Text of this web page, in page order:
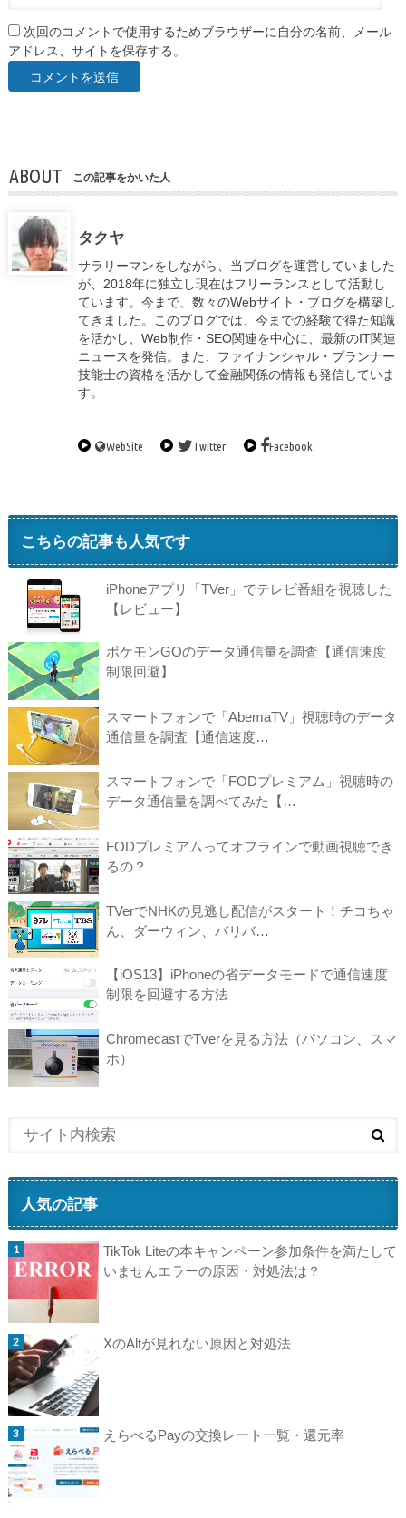
次回のコメントで使用するためブラウザーに自分の名前、メール
アドレス、サイトを保存する。
ABOUT この記事をかいた人
タクヤ
サラリーマンをしながら、当ブログを運営していました
が、2018年に独立し現在はフリーランスとして活動し
ています。今まで、数々のWebサイト・ブログを構築し
てきました。このブログでは、今までの経験で得た知識
を活かし、Web制作・SEO関連を中心に、最新のIT関連
ニュースを発信。また、ファイナンシャル・プランナー
技能士の資格を活かして金融関係の情報も発信していま
す。
WebSite Twitter Facebook
こちらの記事も人気です
iPhoneアプリ「TVer」でテレビ番組を視聴した
【レビュー】
ポケモンGOのデータ通信量を調査【通信速度
制限回避】
スマートフォンで「AbemaTV」視聴時のデータ
通信量を調査【通信速度…
スマートフォンで「FODプレミアム」視聴時の
データ通信量を調べてみた【…
FODプレミアムってオフラインで動画視聴でき
るの？
TVerでNHKの見逃し配信がスタート！チコちゃ
ん、ダーウィン、バリバ…
【iOS13】iPhoneの省データモードで通信速度
制限を回避する方法
ChromecastでTverを見る方法（パソコン、スマ
ホ）
人気の記事
TikTok Liteの本キャンペーン参加条件を満たして
いませんエラーの原因・対処法は？
XのAltが見れない原因と対処法
えらべるPayの交換レート一覧・還元率